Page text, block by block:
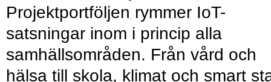
Projektportföljen rymmer IoT-
satsningar inom i princip alla
samhällsområden. Från vård och
hälsa till skola, klimat och smart